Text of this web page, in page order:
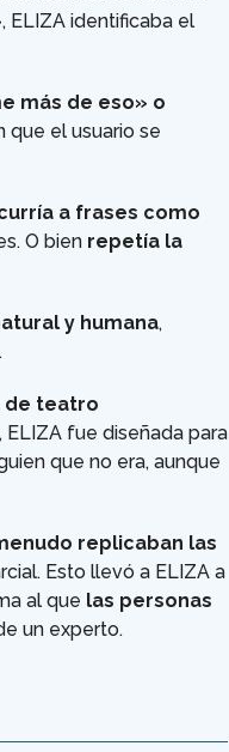
, ELIZA identificaba el
más de eso» o
que el usuario se
a frases como
O bien repetía la
y humana,
de teatro
ELIZA fue diseñada para
que no era, aunque
replicaban las
Esto llevó a ELIZA a
al que las personas
un experto.